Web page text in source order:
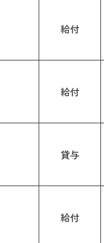
給付
給付
貸与
給付